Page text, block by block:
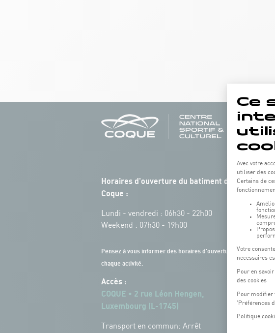
Horaires d'ouverture du batiment de la
Coque :
Lundi - vendredi : 06h30 - 22h00
Weekend : 07h30 - 19h00
Pensez à vous informer des horaires d'ouverture de
chaque activité.
Accès :
COQUE • 2 rue Léon Hengen,
Luxembourg (L-1745)
Transport en commun: Arrêt
+
−